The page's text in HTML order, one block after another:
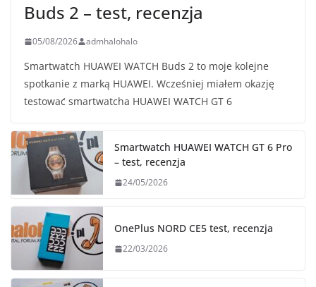
Buds 2 – test, recenzja
05/08/2026 admhalohalo
Smartwatch HUAWEI WATCH Buds 2 to moje kolejne
spotkanie z marką HUAWEI. Wcześniej miałem okazję
testować smartwatcha HUAWEI WATCH GT 6
Smartwatch HUAWEI WATCH GT 6 Pro
– test, recenzja
24/05/2026
OnePlus NORD CE5 test, recenzja
22/03/2026